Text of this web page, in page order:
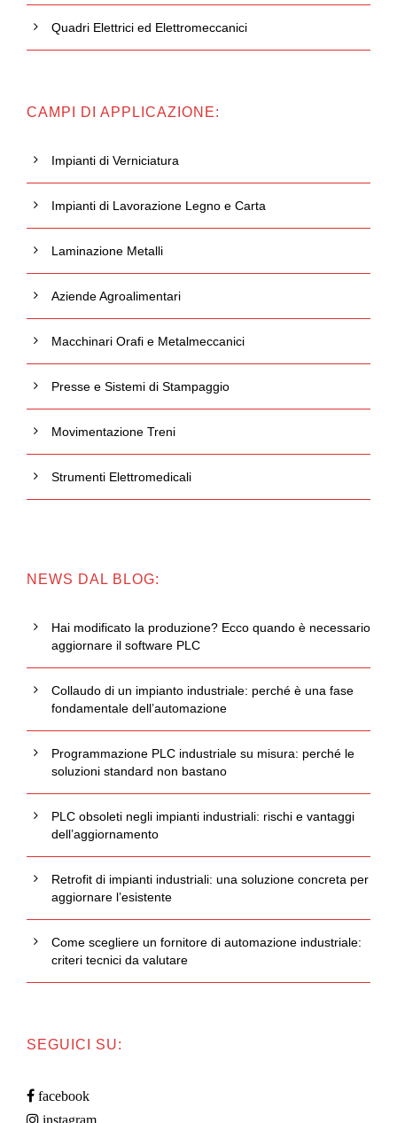
Quadri Elettrici ed Elettromeccanici
CAMPI DI APPLICAZIONE:
Impianti di Verniciatura
Impianti di Lavorazione Legno e Carta
Laminazione Metalli
Aziende Agroalimentari
Macchinari Orafi e Metalmeccanici
Presse e Sistemi di Stampaggio
Movimentazione Treni
Strumenti Elettromedicali
NEWS DAL BLOG:
Hai modificato la produzione? Ecco quando è necessario
aggiornare il software PLC
Collaudo di un impianto industriale: perché è una fase
fondamentale dell’automazione
Programmazione PLC industriale su misura: perché le
soluzioni standard non bastano
PLC obsoleti negli impianti industriali: rischi e vantaggi
dell’aggiornamento
Retrofit di impianti industriali: una soluzione concreta per
aggiornare l’esistente
Come scegliere un fornitore di automazione industriale:
criteri tecnici da valutare
SEGUICI SU:
facebook
instagram